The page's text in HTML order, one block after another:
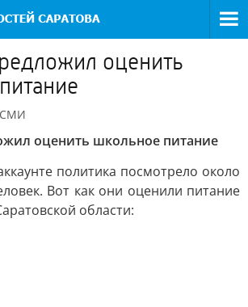
оценить
СМИ
оценить школьное питание
политика посмотрело около
Вот как они оценили питание
области: